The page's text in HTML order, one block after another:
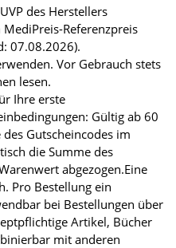
des Herstellers
Referenzpreis
07.08.2026).
Vor Gebrauch stets
lesen.
Ihre erste
Gültig ab 60
Gutscheincodes im
die Summe des
abgezogen.Eine
Pro Bestellung ein
bei Bestellungen über
Artikel, Bücher
mit anderen